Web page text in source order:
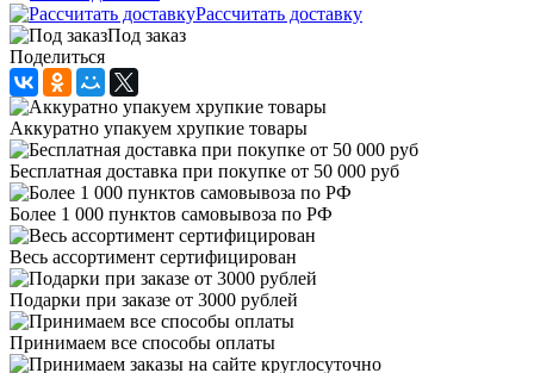
Рассчитать доставку
Под заказ
Поделиться
Аккуратно упакуем хрупкие товары
Бесплатная доставка при покупке от 50 000 руб
Более 1 000 пунктов самовывоза по РФ
Весь ассортимент сертифицирован
Подарки при заказе от 3000 рублей
Принимаем все способы оплаты